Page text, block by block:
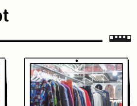
ジェラート